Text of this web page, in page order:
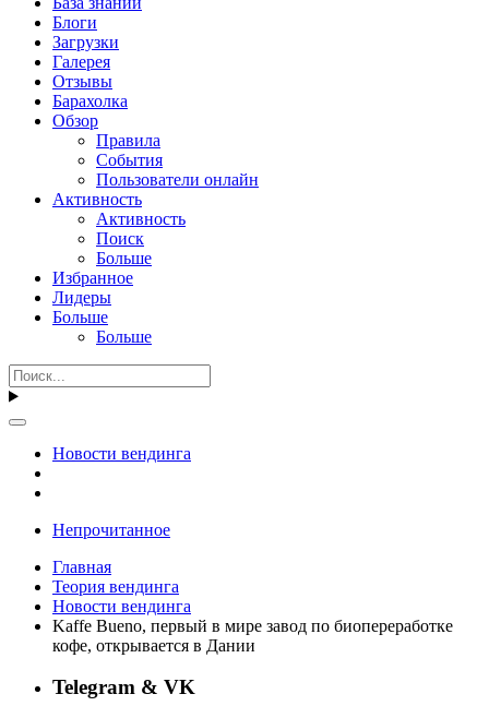
Блоги
Загрузки
Галерея
Отзывы
Барахолка
Обзор
Правила
События
Пользователи онлайн
Активность
Активность
Поиск
Больше
Избранное
Лидеры
Больше
Больше
Новости вендинга
Непрочитанное
Главная
Теория вендинга
Новости вендинга
Kaffe Bueno, первый в мире завод по биопереработке
кофе, открывается в Дании
Telegram & VK